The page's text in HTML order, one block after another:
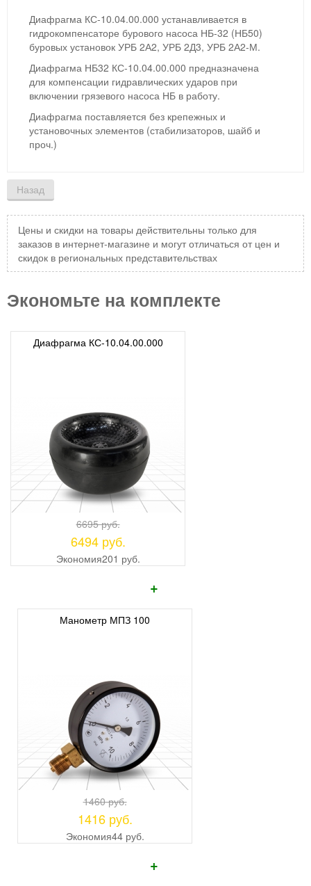
Диафрагма КС-10.04.00.000 устанавливается в
гидрокомпенсаторе бурового насоса НБ-32 (НБ50)
буровых установок УРБ 2А2, УРБ 2Д3, УРБ 2А2-М.
Диафрагма НБ32 КС-10.04.00.000 предназначена
для компенсации гидравлических ударов при
включении грязевого насоса НБ в работу.
Диафрагма поставляется без крепежных и
установочных элементов (стабилизаторов, шайб и
проч.)
Цены и скидки на товары действительны только для
заказов в интернет-магазине и могут отличаться от цен и
скидок в региональных представительствах
Экономьте на комплекте
Диафрагма КС-10.04.00.000
6695 руб.
6494 руб.
Экономия201 руб.
+
Манометр МПЗ 100
1460 руб.
1416 руб.
Экономия44 руб.
+